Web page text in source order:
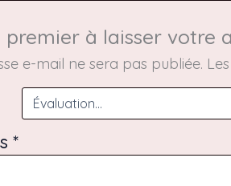
premier à laisser votre
e-mail ne sera pas publiée.
*